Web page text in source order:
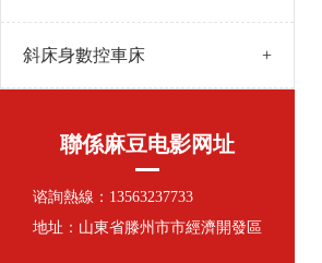
斜床身數控車床 +
聯係麻豆电影网址
谘詢熱線：13563237733
地址：山東省滕州市市經濟開發區